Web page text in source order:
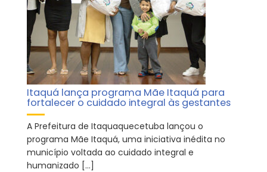
Itaquá lança programa Mãe Itaquá para
fortalecer o cuidado integral às gestantes
A Prefeitura de Itaquaquecetuba lançou o
programa Mãe Itaquá, uma iniciativa inédita no
município voltada ao cuidado integral e
humanizado […]